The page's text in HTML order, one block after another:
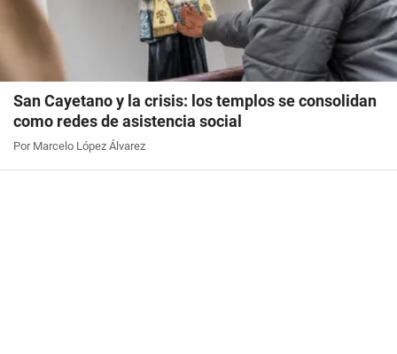
San Cayetano y la crisis: los templos se consolidan
como redes de asistencia social
Por Marcelo López Álvarez